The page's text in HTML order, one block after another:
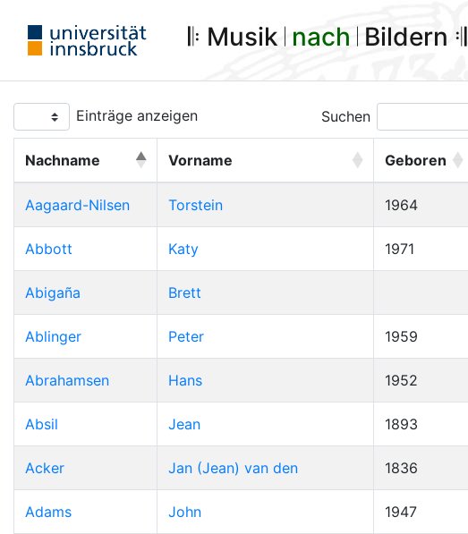
𝄆 Musik 𝄀 nach 𝄀 Bildern 𝄇
Einträge anzeigen Suchen
Nachname Vorname Geboren
Aagaard-Nilsen Torstein 1964
Abbott Katy 1971
Abigaña Brett
Ablinger Peter 1959
Abrahamsen Hans 1952
Absil Jean 1893
Acker Jan (Jean) van den 1836
Adams John 1947